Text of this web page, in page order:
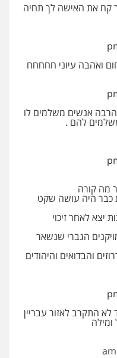
קח את האישה לך תחיה
ואהבה עיוני חחחחח
הרבה אנשים משלמים לו
להם .
מה קורה
כבר היה עושה שקט
יצא לאחר זיכוי
הגברי שנשאר
והבדואים והיהודים
לא התקרב לאזור עבריין
צווארון לבן
אסירים
חקירות ומעצרים
אסירים תעבורה
עורכי דין